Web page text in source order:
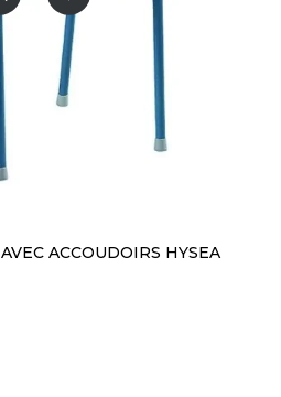
ACCOUDOIRS HYSEA